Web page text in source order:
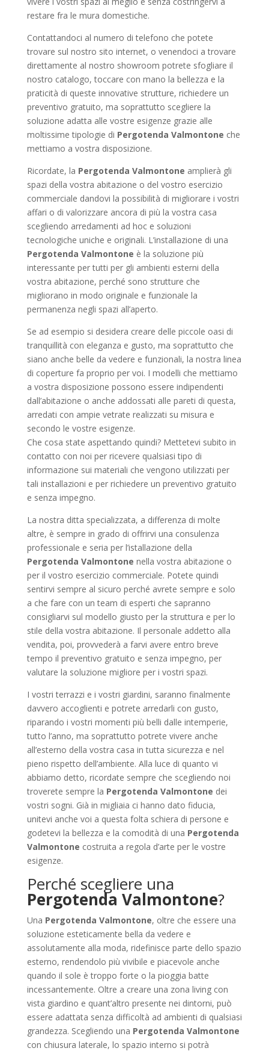
restare fra le mura domestiche.
Contattandoci al numero di telefono che potete
trovare sul nostro sito internet, o venendoci a trovare
direttamente al nostro showroom potrete sfogliare il
nostro catalogo, toccare con mano la bellezza e la
praticità di queste innovative strutture, richiedere un
preventivo gratuito, ma soprattutto scegliere la
soluzione adatta alle vostre esigenze grazie alle
moltissime tipologie di Pergotenda Valmontone che
mettiamo a vostra disposizione.
Ricordate, la Pergotenda Valmontone amplierà gli
spazi della vostra abitazione o del vostro esercizio
commerciale dandovi la possibilità di migliorare i vostri
affari o di valorizzare ancora di più la vostra casa
scegliendo arredamenti ad hoc e soluzioni
tecnologiche uniche e originali. L’installazione di una
Pergotenda Valmontone è la soluzione più
interessante per tutti per gli ambienti esterni della
vostra abitazione, perché sono strutture che
migliorano in modo originale e funzionale la
permanenza negli spazi all’aperto.
Se ad esempio si desidera creare delle piccole oasi di
tranquillità con eleganza e gusto, ma soprattutto che
siano anche belle da vedere e funzionali, la nostra linea
di coperture fa proprio per voi. I modelli che mettiamo
a vostra disposizione possono essere indipendenti
dall’abitazione o anche addossati alle pareti di questa,
arredati con ampie vetrate realizzati su misura e
secondo le vostre esigenze.
Che cosa state aspettando quindi? Mettetevi subito in
contatto con noi per ricevere qualsiasi tipo di
informazione sui materiali che vengono utilizzati per
tali installazioni e per richiedere un preventivo gratuito
e senza impegno.
La nostra ditta specializzata, a differenza di molte
altre, è sempre in grado di offrirvi una consulenza
professionale e seria per l’istallazione della
Pergotenda Valmontone nella vostra abitazione o
per il vostro esercizio commerciale. Potete quindi
sentirvi sempre al sicuro perché avrete sempre e solo
a che fare con un team di esperti che sapranno
consigliarvi sul modello giusto per la struttura e per lo
stile della vostra abitazione. Il personale addetto alla
vendita, poi, provvederà a farvi avere entro breve
tempo il preventivo gratuito e senza impegno, per
valutare la soluzione migliore per i vostri spazi.
I vostri terrazzi e i vostri giardini, saranno finalmente
davvero accoglienti e potrete arredarli con gusto,
riparando i vostri momenti più belli dalle intemperie,
tutto l’anno, ma soprattutto potrete vivere anche
all’esterno della vostra casa in tutta sicurezza e nel
pieno rispetto dell’ambiente. Alla luce di quanto vi
abbiamo detto, ricordate sempre che scegliendo noi
troverete sempre la Pergotenda Valmontone dei
vostri sogni. Già in migliaia ci hanno dato fiducia,
unitevi anche voi a questa folta schiera di persone e
godetevi la bellezza e la comodità di una Pergotenda
Valmontone costruita a regola d’arte per le vostre
esigenze.
Perché scegliere una
Pergotenda Valmontone?
Una Pergotenda Valmontone, oltre che essere una
soluzione esteticamente bella da vedere e
assolutamente alla moda, ridefinisce parte dello spazio
esterno, rendendolo più vivibile e piacevole anche
quando il sole è troppo forte o la pioggia batte
incessantemente. Oltre a creare una zona living con
vista giardino e quant’altro presente nei dintorni, può
essere adattata senza difficoltà ad ambienti di qualsiasi
grandezza. Scegliendo una Pergotenda Valmontone
con chiusura laterale, lo spazio interno si potrà